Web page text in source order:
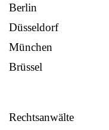
Berlin
Düsseldorf
München
Brüssel
Rechtsanwälte